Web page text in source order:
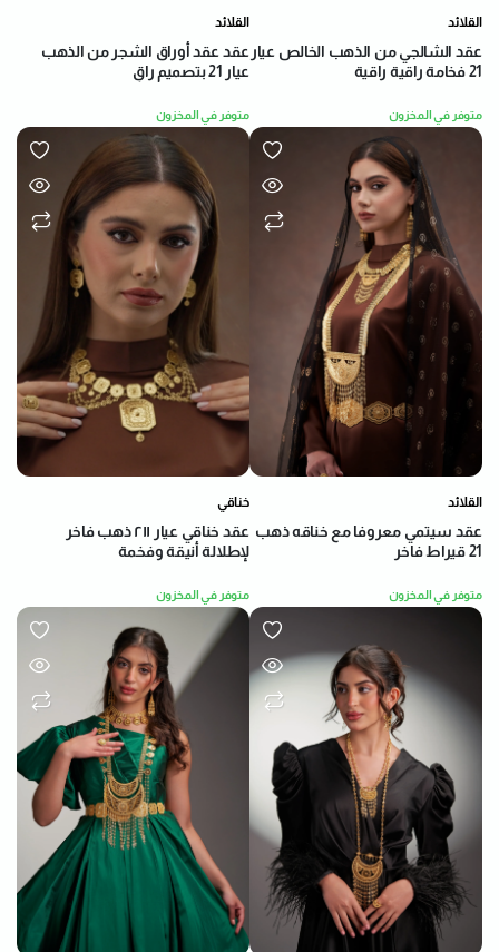
القلائد
عقد عقد أوراق الشجر من الذهب
عيار 21 بتصميم راقٍ
متوفر في المخزون
القلائد
عقد الشالجي من الذهب الخالص عيار
21 فخامة راقية راقية
متوفر في المخزون
خناقي
عقد خناقي عيار ٢١١ ذهب فاخر
لإطلالة أنيقة وفخمة
متوفر في المخزون
القلائد
عقد سيتمي معروفا مع خناقه ذهب
21 قيراط فاخر
متوفر في المخزون